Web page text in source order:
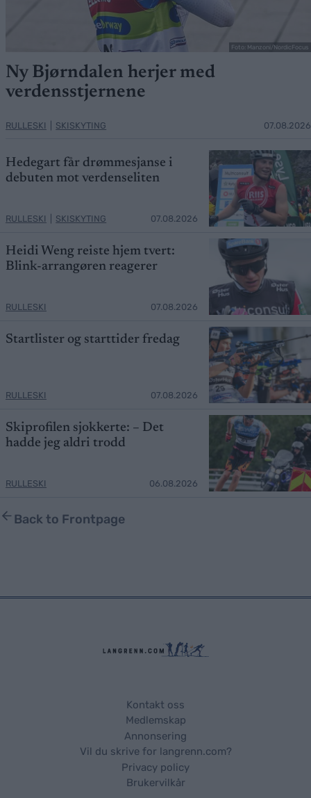
Foto: Manzoni/NordicFocus
Ny Bjørndalen herjer med
verdensstjernene
RULLESKI SKISKYTING 07.08.2026
Hedegart får drømmesjanse i
debuten mot verdenseliten
RULLESKI SKISKYTING 07.08.2026
Heidi Weng reiste hjem tvert:
Blink-arrangøren reagerer
RULLESKI 07.08.2026
Startlister og starttider fredag
RULLESKI 07.08.2026
Skiprofilen sjokkerte: – Det
hadde jeg aldri trodd
RULLESKI 06.08.2026
Back to Frontpage
Kontakt oss
Medlemskap
Annonsering
Vil du skrive for langrenn.com?
Privacy policy
Brukervilkår